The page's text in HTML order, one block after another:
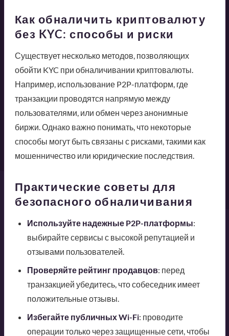
Как обналичить криптовалюту
без KYC: способы и риски
Существует несколько методов, позволяющих
обойти KYC при обналичивании криптовалюты.
Например, использование P2P-платформ, где
транзакции проводятся напрямую между
пользователями, или обмен через анонимные
биржи. Однако важно понимать, что некоторые
способы могут быть связаны с рисками, такими как
мошенничество или юридические последствия.
Практические советы для
безопасного обналичивания
Используйте надежные P2P-платформы:
выбирайте сервисы с высокой репутацией и
отзывами пользователей.
Проверяйте рейтинг продавцов: перед
транзакцией убедитесь, что собеседник имеет
положительные отзывы.
Избегайте публичных Wi-Fi: проводите
операции только через защищенные сети, чтобы